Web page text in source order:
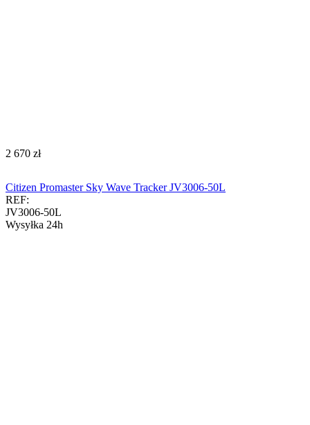
‍2 670‍ zł
Citizen Promaster Sky Wave Tracker JV3006-50L
REF:
JV3006-50L
Wysyłka 24h